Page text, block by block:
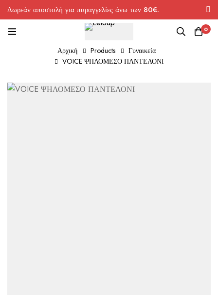
Δωρεάν αποστολή για παραγγελίες άνω των 80€.
0
Αρχική Products
Γυναικεία
VOICE ΨΗΛΟΜΕΣΟ ΠΑΝΤΕΛΟΝΙ